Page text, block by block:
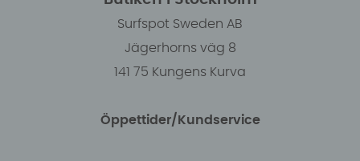
Surfspot Sweden AB
Jägerhorns väg 8
141 75 Kungens Kurva
Öppettider/Kundservice